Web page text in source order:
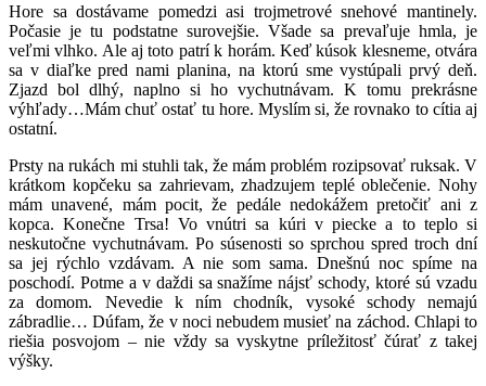
Hore sa dostávame pomedzi asi trojmetrové snehové mantinely.
Počasie je tu podstatne surovejšie. Všade sa prevaľuje hmla, je
veľmi vlhko. Ale aj toto patrí k horám. Keď kúsok klesneme, otvára
sa v diaľke pred nami planina, na ktorú sme vystúpali prvý deň.
Zjazd bol dlhý, naplno si ho vychutnávam. K tomu prekrásne
výhľady…Mám chuť ostať tu hore. Myslím si, že rovnako to cítia aj
ostatní.
Prsty na rukách mi stuhli tak, že mám problém rozipsovať ruksak. V
krátkom kopčeku sa zahrievam, zhadzujem teplé oblečenie. Nohy
mám unavené, mám pocit, že pedále nedokážem pretočiť ani z
kopca. Konečne Trsa! Vo vnútri sa kúri v piecke a to teplo si
neskutočne vychutnávam. Po súsenosti so sprchou spred troch dní
sa jej rýchlo vzdávam. A nie som sama. Dnešnú noc spíme na
poschodí. Potme a v daždi sa snažíme nájsť schody, ktoré sú vzadu
za domom. Nevedie k ním chodník, vysoké schody nemajú
zábradlie… Dúfam, že v noci nebudem musieť na záchod. Chlapi to
riešia posvojom – nie vždy sa vyskytne príležitosť čúrať z takej
výšky.